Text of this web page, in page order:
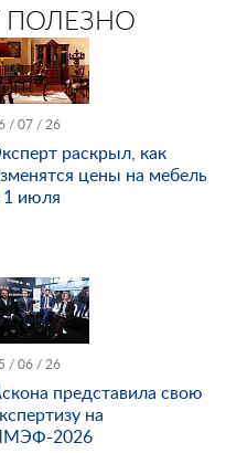
ПОЛЕЗНО
/ 07 / 26
раскрыл, как
цены на мебель
1 июля
/ 06 / 26
представила свою
на
2026